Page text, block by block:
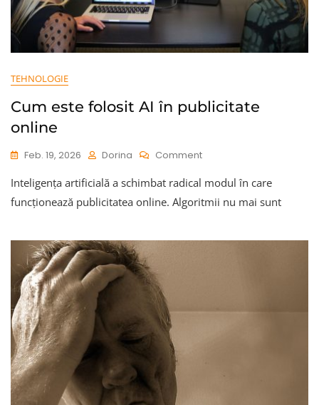
TEHNOLOGIE
Cum este folosit AI în publicitate
online
Feb. 19, 2026 Dorina CommentOn
Este
Folosit
Publicitate
Inteligența artificială a schimbat radical modul în care
funcționează publicitatea online. Algoritmii nu mai sunt